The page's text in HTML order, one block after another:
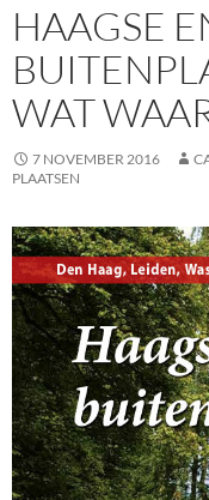
HAAGSE
WAT
7 NOVEMBER 2016
PLAATSEN